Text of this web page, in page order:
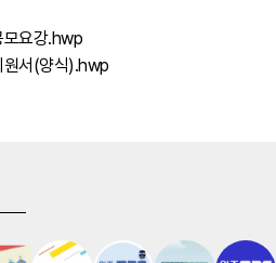
모요강.hwp
원서(양식).hwp